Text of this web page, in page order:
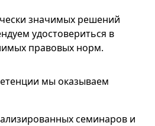
значимых решений
удостовериться в
правовых норм.
мы оказываем
семинаров и